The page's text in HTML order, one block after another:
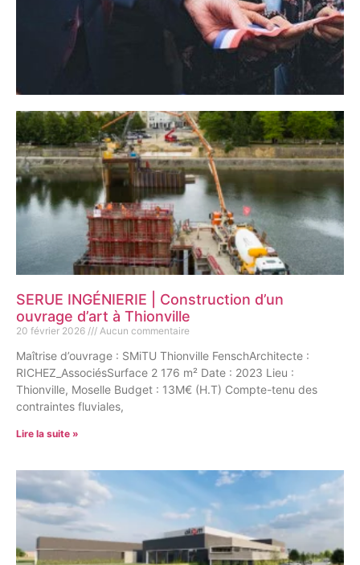
SERUE INGÉNIERIE | Construction d’un
ouvrage d’art à Thionville
20 février 2026 Aucun commentaire
Maîtrise d’ouvrage : SMiTU Thionville FenschArchitecte :
RICHEZ_AssociésSurface 2 176 m² Date : 2023 Lieu :
Thionville, Moselle Budget : 13M€ (H.T) Compte-tenu des
contraintes fluviales,
Lire la suite »